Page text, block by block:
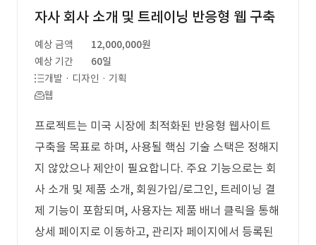
자사 회사 소개 및 트레이닝 반응형 웹 구축
예상 금액
12,000,000원
예상 기간
60일
개발 · 디자인 · 기획
웹
프로젝트는 미국 시장에 최적화된 반응형 웹사이트
구축을 목표로 하며, 사용될 핵심 기술 스택은 정해지
지 않았으나 제안이 필요합니다. 주요 기능으로는 회
사 소개 및 제품 소개, 회원가입/로그인, 트레이닝 결
제 기능이 포함되며, 사용자는 제품 배너 클릭을 통해
상세 페이지로 이동하고, 관리자 페이지에서 등록된